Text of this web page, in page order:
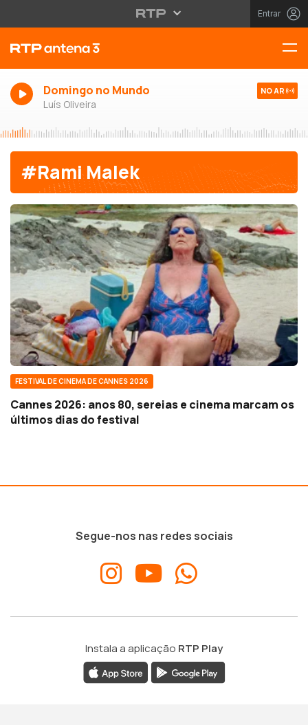
Entrar
Domingo no Mundo
Luís Oliveira
NO AR
#Rami Malek
FESTIVAL DE CINEMA DE CANNES 2026
Cannes 2026: anos 80, sereias e cinema marcam os
últimos dias do festival
Segue-nos nas redes sociais
Instala a aplicação RTP Play